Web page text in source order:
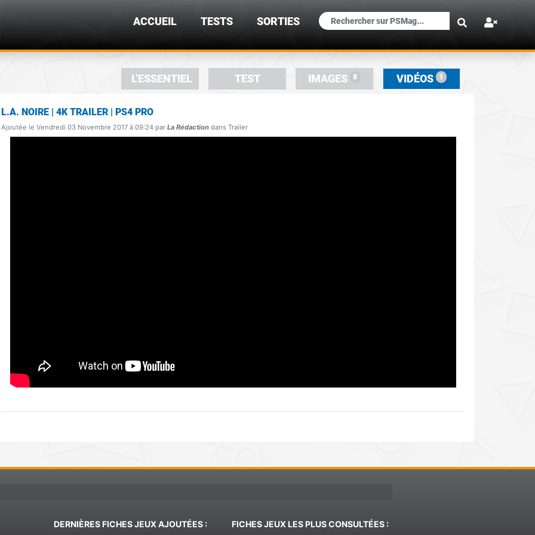
×
ACCUEIL TESTS SORTIES
L'ESSENTIEL TEST IMAGES 8 VIDÉOS 1
L.A. NOIRE | 4K TRAILER | PS4 PRO
Ajoutée le Vendredi 03 Novembre 2017 à 09:24 parLa Rédactiondans Trailer
DERNIÈRES FICHES JEUX AJOUTÉES : FICHES JEUX LES PLUS CONSULTÉES :